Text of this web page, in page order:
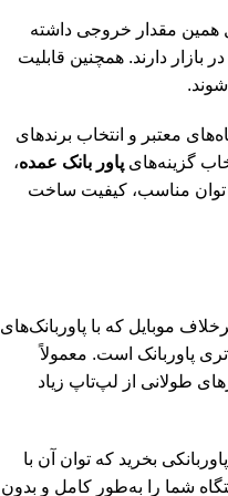
تهیه کنید که حداقل همین مقدار خروجی داشته
دارند. همچنین قابلیت
معتبر و انتخاب برندهای
گزینه‌های پاور بانک عمده،
توان مناسب، کیفیت ساخت
موبایل که با پاوربانک‌های
پاوربانک است. معمولاً
طولانی از لپ‌تاپ زیاد
۴۵ تا ۱۰۰ وات نیاز دارند. بنابراین باید پاوربانکی بخرید که توان آن با
تاپ ایسوس حداقل باید خروجی ۶۵ وات داشته باشد تا دستگاه شما را به‌طور کامل و بدون